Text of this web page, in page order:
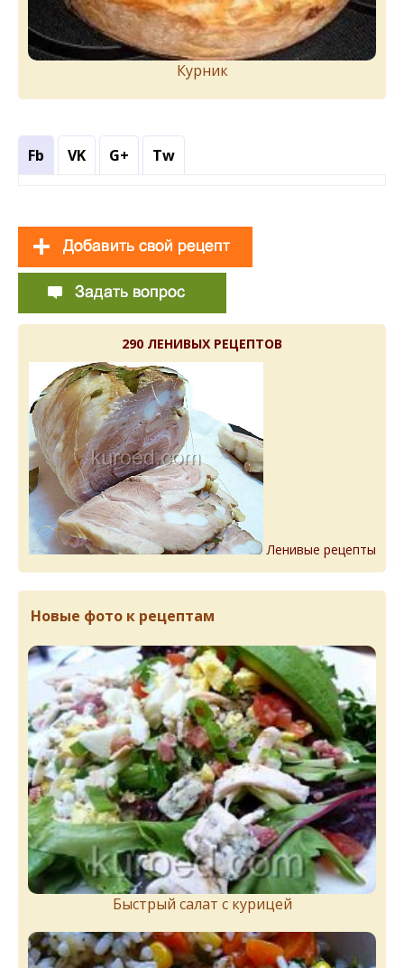
Курник
Fb VK G+ Tw
290 ЛЕНИВЫХ РЕЦЕПТОВ
Ленивые рецепты
Новые фото к рецептам
Быстрый салат с курицей